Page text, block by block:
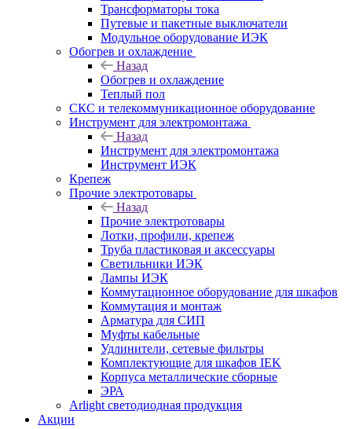
Трансформаторы тока
Путевые и пакетные выключатели
Модульное оборудование ИЭК
Обогрев и охлаждение
Назад
Обогрев и охлаждение
Теплый пол
СКС и телекоммуникационное оборудование
Инструмент для электромонтажа
Назад
Инструмент для электромонтажа
Инструмент ИЭК
Крепеж
Прочие электротовары
Назад
Прочие электротовары
Лотки, профили, крепеж
Труба пластиковая и аксессуары
Светильники ИЭК
Лампы ИЭК
Коммутационное оборудование для шкафов
Коммутация и монтаж
Арматура для СИП
Муфты кабельные
Удлинители, сетевые фильтры
Комплектующие для шкафов IEK
Корпуса металлические сборные
ЭРА
Arlight светодиодная продукция
Акции